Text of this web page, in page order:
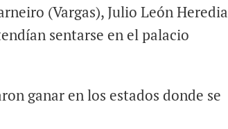
(Vargas), Julio León Heredia
sentarse en el palacio
ganar en los estados donde se